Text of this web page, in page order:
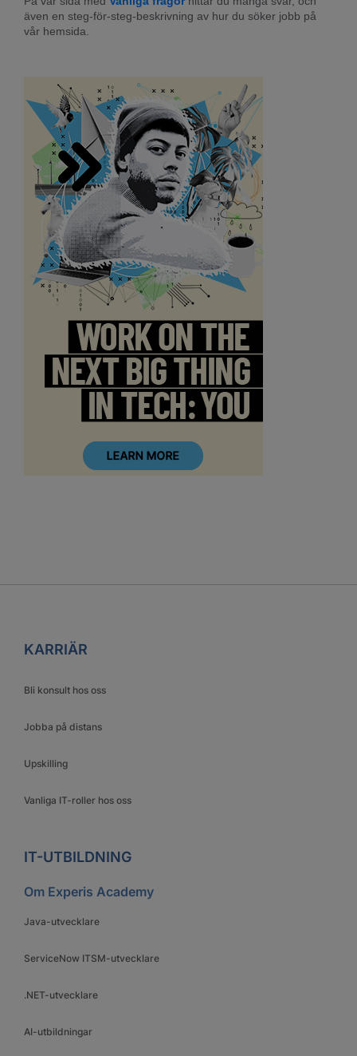
även en steg-för-steg-beskrivning av hur du söker jobb på
vår hemsida.
KARRIÄR
Bli konsult hos oss
Jobba på distans
Upskilling
Vanliga IT-roller hos oss
IT-UTBILDNING
Om Experis Academy
Java-utvecklare
ServiceNow ITSM-utvecklare
.NET-utvecklare
AI-utbildningar